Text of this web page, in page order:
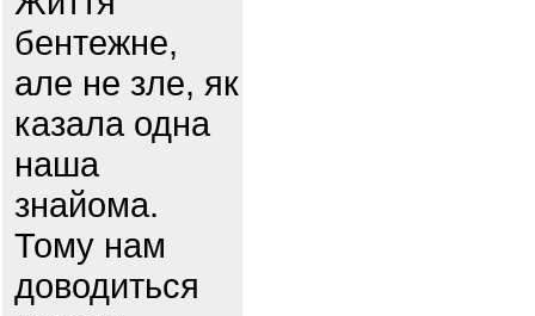
бентежне,
але не зле, як
казала одна
наша
знайома.
Тому нам
доводиться